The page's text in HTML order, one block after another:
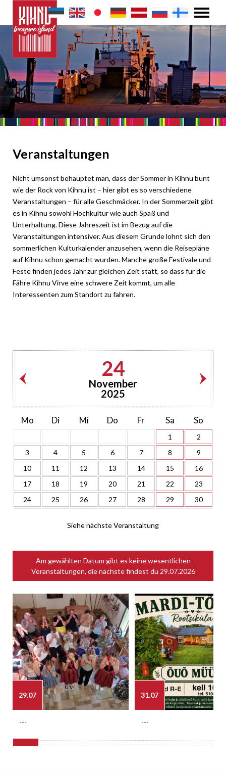
Veranstaltungen
Nicht umsonst behauptet man, dass der Sommer in Kihnu bunt
wie der Rock von Kihnu ist – hier gibt es so verschiedene
Veranstaltungen – für alle Geschmäcker. In der Sommerzeit gibt
es in Kihnu sowohl Hochkultur wie auch Spaß und
Unterhaltung. Diese Jahreszeit ist im Bezug auf die
Veranstaltungen intensiver. Aus diesem Grunde lohnt sich den
sommerlichen Kulturkalender anzusehen, wenn die Reisepläne
auf Kihnu schon gemacht wurden. Manche große Festivale und
Feste finden jedes Jahr zur gleichen Zeit statt, so dass für die
Fähre Kihnu Virve eine schwere Zeit kommt, um alle
Interessenten zum Standort zu fahren.
24
November
2025
Mo Di Mi Do Fr Sa So
1
2
3
4 5 6 7 8
9
10
11 12 13 14 15
16
17
18 19 20 21 22
23
24
25 26 27 28 29 30
Siehe nächste Veranstaltung
Am gewählten Datum gibt es keine wesentlichen
Veranstaltungen, die nächste findest du 29.07.2026
29.07
---
31.07
---